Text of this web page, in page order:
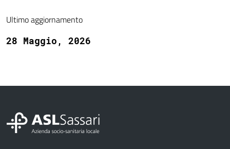
Ultimo aggiornamento
28 Maggio, 2026